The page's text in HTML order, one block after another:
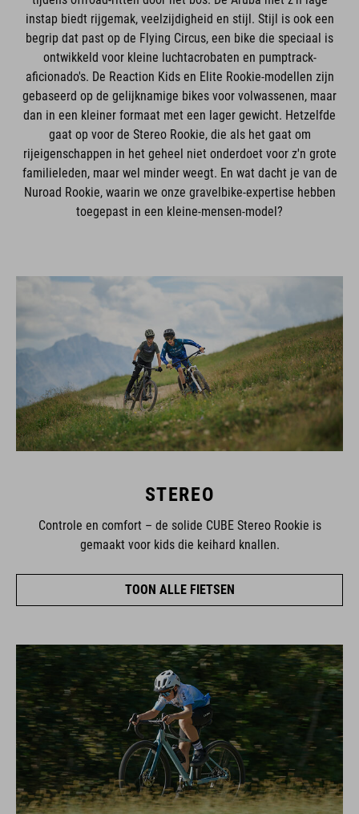
instap biedt rijgemak, veelzijdigheid en stijl. Stijl is ook een
begrip dat past op de Flying Circus, een bike die speciaal is
ontwikkeld voor kleine luchtacrobaten en pumptrack-
aficionado's. De Reaction Kids en Elite Rookie-modellen zijn
gebaseerd op de gelijknamige bikes voor volwassenen, maar
dan in een kleiner formaat met een lager gewicht. Hetzelfde
gaat op voor de Stereo Rookie, die als het gaat om
rijeigenschappen in het geheel niet onderdoet voor z'n grote
familieleden, maar wel minder weegt. En wat dacht je van de
Nuroad Rookie, waarin we onze gravelbike-expertise hebben
toegepast in een kleine-mensen-model?
STEREO
Controle en comfort – de solide CUBE Stereo Rookie is
gemaakt voor kids die keihard knallen.
TOON ALLE FIETSEN